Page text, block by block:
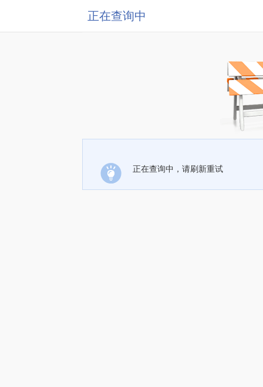
正在查询中
正在查询中，请刷新重试